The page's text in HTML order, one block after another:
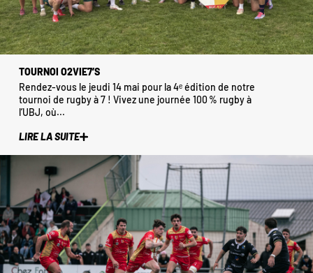
TOURNOI O2VIE7’S
Rendez-vous le jeudi 14 mai pour la 4ᵉ édition de notre
tournoi de rugby à 7 ! Vivez une journée 100 % rugby à
l’UBJ, où...
LIRE LA SUITE